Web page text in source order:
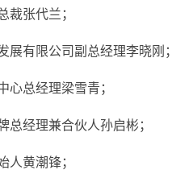
裁张代兰；
展有限公司副总经理李晓刚；
心总经理梁雪青；
总经理兼合伙人孙启彬；
人黄潮锋；